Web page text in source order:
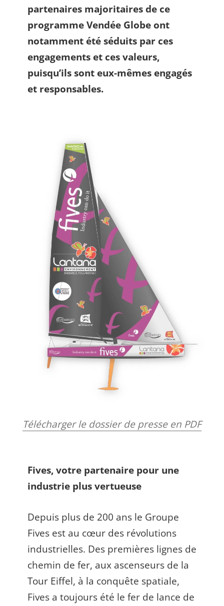
partenaires majoritaires de ce
programme Vendée Globe ont
notamment été séduits par ces
engagements et ces valeurs,
puisqu’ils sont eux-mêmes engagés
et responsables.
Télécharger le dossier de presse en PDF
Fives, votre partenaire pour une
industrie plus vertueuse
Depuis plus de 200 ans le Groupe
Fives est au cœur des révolutions
industrielles. Des premières lignes de
chemin de fer, aux ascenseurs de la
Tour Eiffel, à la conquête spatiale,
Fives a toujours été le fer de lance de